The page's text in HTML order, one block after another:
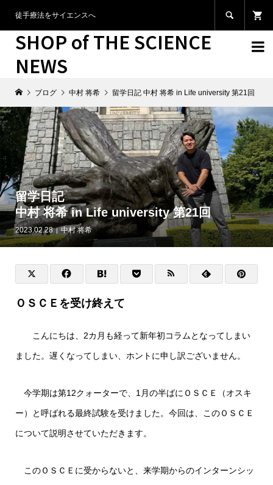
徒手療法をサイエンスへ 
SHOP of THE SCIENCE
NEWS

ブログ 中村 将希 留学日記 中村 将希 in Life university 第21回
留学日記
中村 将希 in Life university 第21回
2023.02.28 中村 将希
ＯＳＣＥを受け終えて
こんにちは、2カ月も経って新年初コラムとなってしまい
ました。遅くなってしまい、ホントに申し訳ございません。
今学期は第12クォーターで、1月の半ばにＯＳＣＥ（オスキ
ー）と呼ばれる最終試験を受けました。今回は、このＯＳＣＥ
について説明させていただきます。
このＯＳＣＥに受からないと、来学期からのインターンシッ